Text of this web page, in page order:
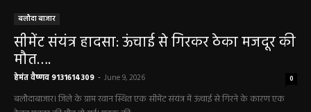
बलौदा बाजार
सीमेंट संयंत्र हादसा: ऊंचाई से गिरकर ठेका मजदूर की
मौत….
हेमंत वैष्णव 9131614309 - June 9, 2026 0
बलौदाबाजार। जिले के ग्राम रवान स्थित एक सीमेंट संयंत्र में ऊंचाई से गिरने के कारण एक